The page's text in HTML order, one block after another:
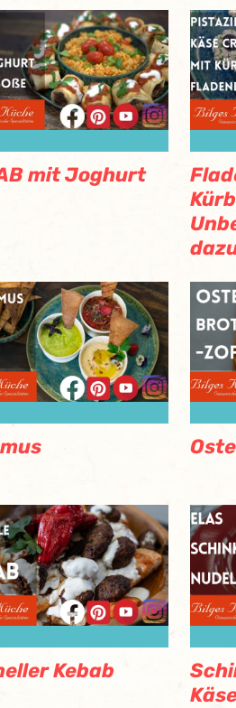
mit Joghurt
Kebab